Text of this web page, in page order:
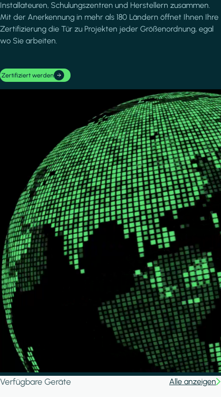
Installateuren, Schulungszentren und Herstellern zusammen.
Mit der Anerkennung in mehr als 180 Ländern öffnet Ihnen Ihre
Zertifizierung die Tür zu Projekten jeder Größenordnung, egal
wo Sie arbeiten.
Zertifiziert werden
Verfügbare Geräte Alle anzeigen